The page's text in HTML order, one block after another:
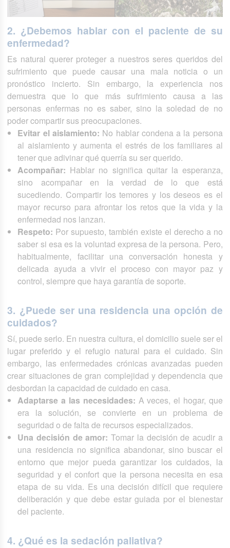
2. ¿Debemos hablar con el paciente de su
enfermedad?
Es natural querer proteger a nuestros seres queridos del
sufrimiento que puede causar una mala noticia o un
pronóstico incierto. Sin embargo, la experiencia nos
demuestra que lo que más sufrimiento causa a las
personas enfermas no es saber, sino la soledad de no
poder compartir sus preocupaciones.
Evitar el aislamiento: No hablar condena a la persona
al aislamiento y aumenta el estrés de los familiares al
tener que adivinar qué querría su ser querido.
Acompañar: Hablar no significa quitar la esperanza,
sino acompañar en la verdad de lo que está
sucediendo. Compartir los temores y los deseos es el
mayor recurso para afrontar los retos que la vida y la
enfermedad nos lanzan.
Respeto: Por supuesto, también existe el derecho a no
saber si esa es la voluntad expresa de la persona. Pero,
habitualmente, facilitar una conversación honesta y
delicada ayuda a vivir el proceso con mayor paz y
control, siempre que haya garantía de soporte.
3. ¿Puede ser una residencia una opción de
cuidados?
Sí, puede serlo. En nuestra cultura, el domicilio suele ser el
lugar preferido y el refugio natural para el cuidado. Sin
embargo, las enfermedades crónicas avanzadas pueden
crear situaciones de gran complejidad y dependencia que
desbordan la capacidad de cuidado en casa.
Adaptarse a las necesidades: A veces, el hogar, que
era la solución, se convierte en un problema de
seguridad o de falta de recursos especializados.
Una decisión de amor: Tomar la decisión de acudir a
una residencia no significa abandonar, sino buscar el
entorno que mejor pueda garantizar los cuidados, la
seguridad y el confort que la persona necesita en esa
etapa de su vida. Es una decisión difícil que requiere
deliberación y que debe estar guiada por el bienestar
del paciente.
4. ¿Qué es la sedación paliativa?